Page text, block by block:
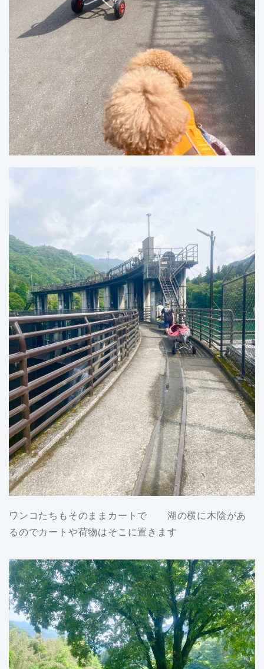
ワンコたちもそのままカートで 湖の横に木陰があ
るのでカートや荷物はそこに置きます